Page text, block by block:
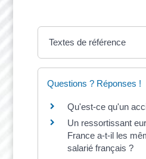
Textes de référence
Questions ? Réponses !
Qu'est-ce qu'un
Un ressortissant
France a-t-il les
salarié français ?